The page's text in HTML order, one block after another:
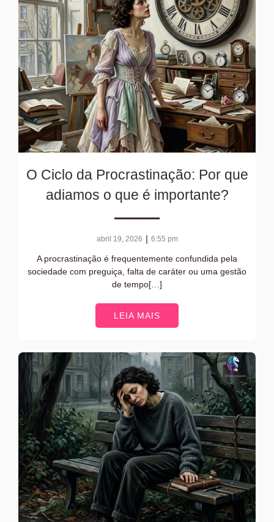
O Ciclo da Procrastinação: Por que
adiamos o que é importante?
abril 19, 2026 | 6:55 pm
A procrastinação é frequentemente confundida pela
sociedade com preguiça, falta de caráter ou uma gestão
de tempo[…]
LEIA MAIS